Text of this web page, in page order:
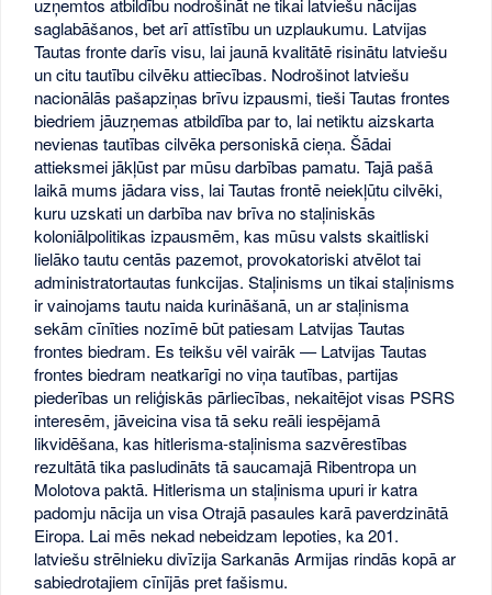
uzņemtos atbildību nodrošināt ne tikai latviešu nācijas
saglabāšanos, bet arī attīstību un uzplaukumu. Latvijas
Tautas fronte darīs visu, lai jaunā kvalitātē risinātu latviešu
un citu tautību cilvēku attiecības. Nodrošinot latviešu
nacionālās pašapziņas brīvu izpausmi, tieši Tautas frontes
biedriem jāuzņemas atbildība par to, lai netiktu aizskarta
nevienas tautības cilvēka personiskā cieņa. Šādai
attieksmei jākļūst par mūsu darbības pamatu. Tajā pašā
laikā mums jādara viss, lai Tautas frontē neiekļūtu cilvēki,
kuru uzskati un darbība nav brīva no staļiniskās
koloniālpolitikas izpausmēm, kas mūsu valsts skaitliski
lielāko tautu centās pazemot, provokatoriski atvēlot tai
administratortautas funkcijas. Staļinisms un tikai staļinisms
ir vainojams tautu naida kurināšanā, un ar staļinisma
sekām cīnīties nozīmē būt patiesam Latvijas Tautas
frontes biedram. Es teikšu vēl vairāk — Latvijas Tautas
frontes biedram neatkarīgi no viņa tautības, partijas
piederības un reliģiskās pārliecības, nekaitējot visas PSRS
interesēm, jāveicina visa tā seku reāli iespējamā
likvidēšana, kas hitlerisma-staļinisma sazvērestības
rezultātā tika pasludināts tā saucamajā Ribentropa un
Molotova paktā. Hitlerisma un staļinisma upuri ir katra
padomju nācija un visa Otrajā pasaules karā paverdzinātā
Eiropa. Lai mēs nekad nebeidzam lepoties, ka 201.
latviešu strēlnieku divīzija Sarkanās Armijas rindās kopā ar
sabiedrotajiem cīnījās pret fašismu.